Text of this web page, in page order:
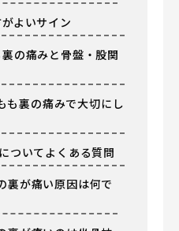
よいサイン
の痛みと骨盤・股関
も裏の痛みで大切にし
ついてよくある質問
裏が痛い原因は何で